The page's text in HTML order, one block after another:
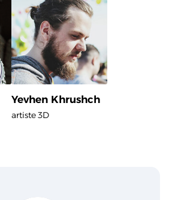
Yevhen Khrushch
artiste 3D